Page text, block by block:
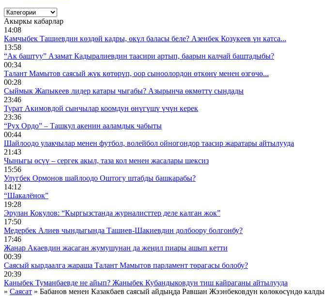
Акыркы кабарлар
14:08
Камчыбек Ташиевдин көздөй кадры, өкүл баласы беле? Азенбек Козукеев үн катса...
13:58
“Ак баштуу” Азамат Кадыралиевдин таасири артып, баарын калчай баштадыбы?
00:34
Талант Мамытов саясый жүк көтөрүп, оор сыноолордон өткөнү менен өзгөчө...
00:28
Сыймык Жапыкеев лидер катары чыгабы? Азырынча өкмөттү сындады
23:46
Турат Акимовдой сынчылар коомдун өнүгүшү үчүн керек
23:36
“Рух Ордо” – Ташкул акенин ааламдык чабыты
00:44
Шайлоодо улакчылар менен футбол, волейбол ойногондор таасир жаратары айтылууда
21:43
Чыныгы өсүү – сергек акыл, таза кол менен жасалары шексиз
15:56
Улугбек Ормонов шайлоодо Оштогу штабды башкарабы?
14:12
“Шакалёнок”
19:28
Эрулан Кокулов: “Кыргызстанда журналисттер деле калган жок”
17:50
Медербек Алиев чындыгында Ташиев-Шакиевдин долбоору болгонбу?
17:46
Жанар Акаевдин жасаган жумушунан да жеңил пиары ашып кетти
00:39
Саясый кырдаалга жараша Талант Мамытов парламент төрагасы болобу?
20:39
Каныбек Туманбаевде не айып? Жаныбек Кубандыковдун тиш кайраганы айтылууда
» Саясат » Бабанов менен Казакбаев саясый айдыңда Равшан Жээнбековдун көлөкөсүндө калды